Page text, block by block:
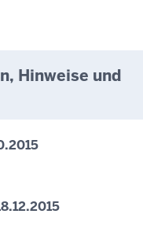
Hinweise und